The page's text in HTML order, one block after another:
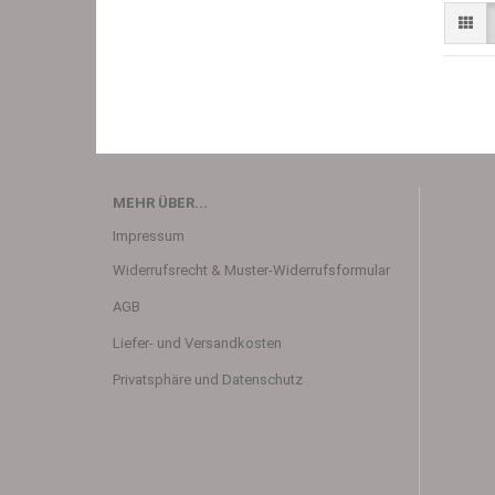
MEHR ÜBER...
Impressum
Widerrufsrecht & Muster-Widerrufsformular
AGB
Liefer- und Versandkosten
Privatsphäre und Datenschutz